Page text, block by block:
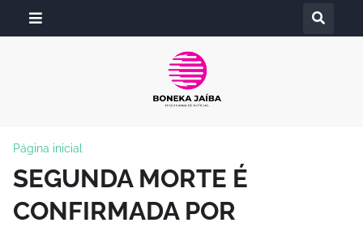
Página inicial
SEGUNDA MORTE É
CONFIRMADA POR